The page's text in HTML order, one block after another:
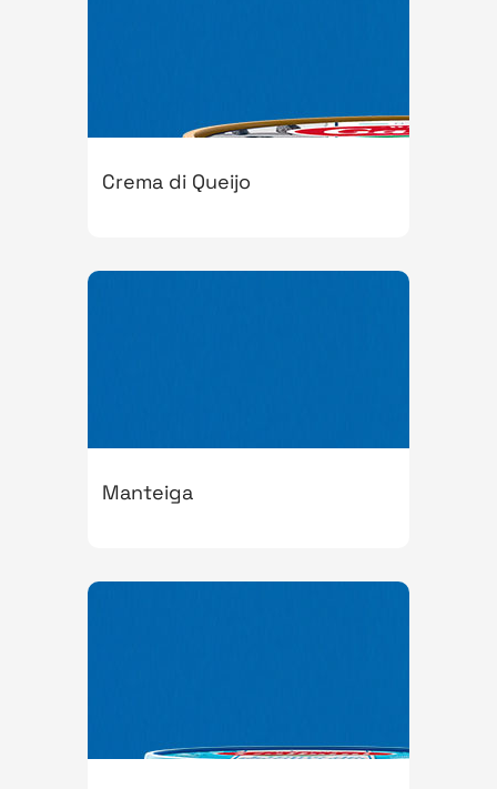
Crema di Queijo
Manteiga